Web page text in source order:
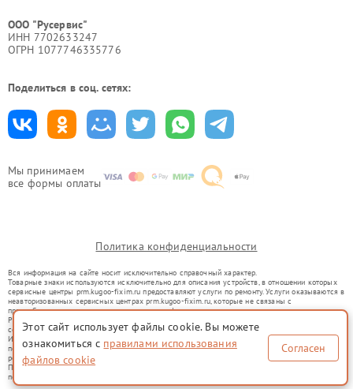
Мы принимаем
все формы оплаты
ООО "Русервис"
ИНН 7702633247
ОГРН 1077746335776
Поделиться в соц. сетях:
Политика конфиденциальности
Вся информация на сайте носит исключительно справочный характер.
Товарные знаки используются исключительно для описания устройств, в отношении которых
сервисные центры prm.kugoo-fixim.ru предоставляют услуги по ремонту. Услуги оказываются в
неавторизованных сервисных центрах prm.kugoo-fixim.ru, которые не связаны с
правообладателями товарных знаков или их официальными представителями.
Ремонт осуществляется для устройств, уже введенных в гражданский оборот в соответствии
со статьей 1487 ГК РФ.
Использование товарных знаков не преследует цели индивидуализации услуг или введения
потребителей в заблуждение, а служит для информирования о предоставляемых услугах по
ремонту техники указанных брендов.
Представленная на сайте информация не является публичной офертой, определяемой
положениями Статьи 437(2) Гражданского кодекса РФ
Этот сайт использует файлы cookie. Вы можете
ознакомиться с правилами использования
файлов cookie
Согласен